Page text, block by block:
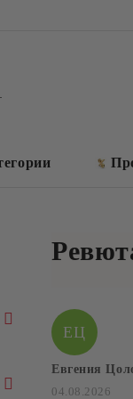
ЕЦ
Евгения
04.08.2026